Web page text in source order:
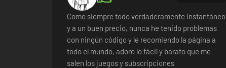
Como siempre todo verdaderamente instantáneo
y a un buen precio, nunca he tenido problemas
con ningún código y le recomiendo la página a
todo el mundo, adoro lo fácil y barato que me
salen los juegos y subscripciones